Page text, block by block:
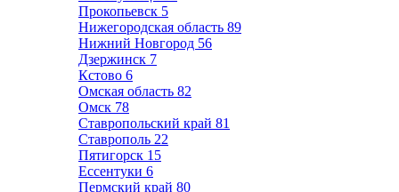
Прокопьевск 5
Нижегородская область 89
Нижний Новгород 56
Дзержинск 7
Кстово 6
Омская область 82
Омск 78
Ставропольский край 81
Ставрополь 22
Пятигорск 15
Ессентуки 6
Пермский край 80